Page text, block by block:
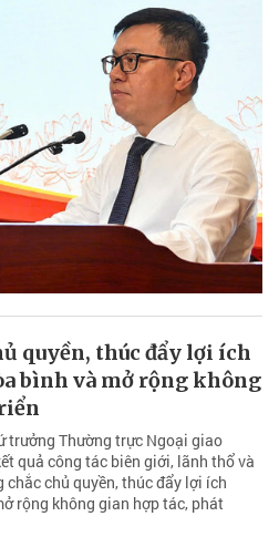
quyền, thúc đẩy lợi ích
bình và mở rộng không
trưởng Thường trực Ngoại giao
quả công tác biên giới, lãnh thổ và
chắc chủ quyền, thúc đẩy lợi ích
rộng không gian hợp tác, phát